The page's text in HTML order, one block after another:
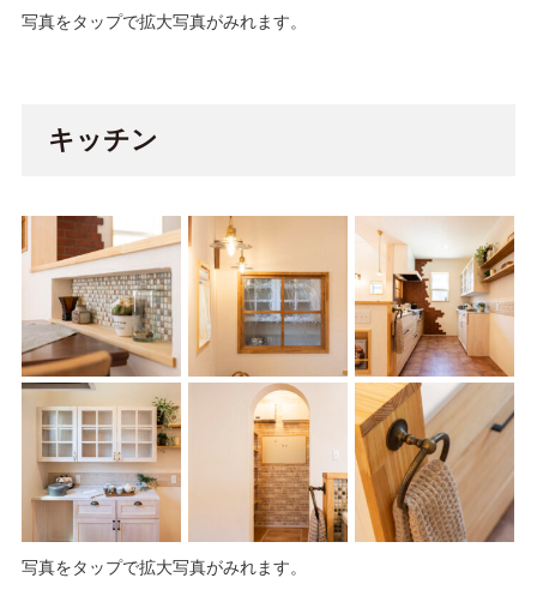
写真をタップで拡大写真がみれます。
キッチン
写真をタップで拡大写真がみれます。